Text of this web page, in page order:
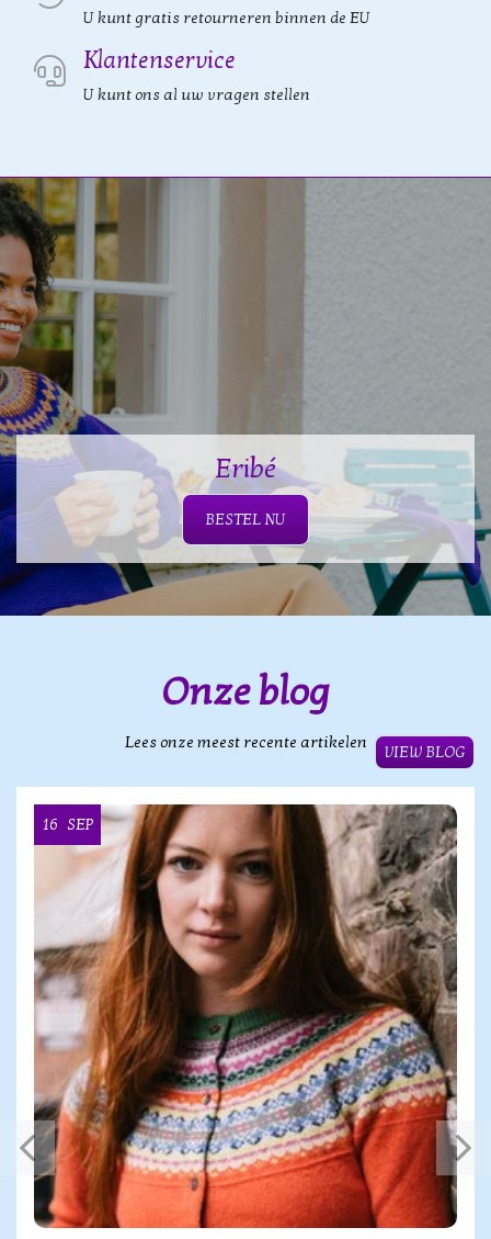
U kunt gratis retourneren binnen de EU
Klantenservice
U kunt ons al uw vragen stellen
Eribé
BESTEL NU
Onze blog
Lees onze meest recente artikelen
VIEW BLOG
16 SEP